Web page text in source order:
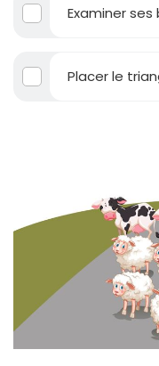
Examiner ses
Placer le